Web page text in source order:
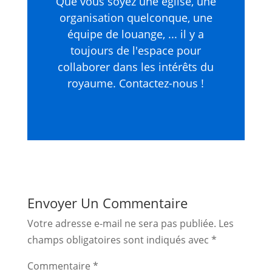
organisation quelconque, une
équipe de louange, ... il y a
toujours de l'espace pour
collaborer dans les intérêts du
royaume. Contactez-nous !
Envoyer Un Commentaire
Votre adresse e-mail ne sera pas publiée. Les
champs obligatoires sont indiqués avec *
Commentaire *